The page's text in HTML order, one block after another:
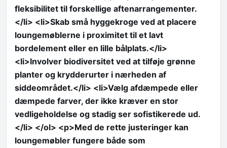
fleksibilitet til forskellige aftenarrangementer.
</li> <li>Skab små hyggekroge ved at placere
loungemøblerne i proximitet til et lavt
bordelement eller en lille bålplats.</li>
<li>Involver biodiversitet ved at tilføje grønne
planter og krydderurter i nærheden af
siddeområdet.</li> <li>Vælg afdæmpede eller
dæmpede farver, der ikke kræver en stor
vedligeholdelse og stadig ser sofistikerede ud.
</li> </ol> <p>Med de rette justeringer kan
loungemøbler fungere både som